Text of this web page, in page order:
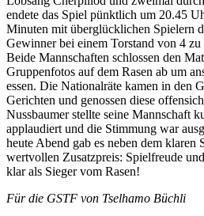
endete das Spiel pünktlich um 20.45
Minuten mit überglücklichen Spielern
Gewinner bei einem Torstand von 4 zu
Beide Mannschaften schlossen den
Gruppenfotos auf dem Rasen ab um
essen. Die Nationalräte kamen in den
Gerichten und genossen diese
Nussbaumer stellte seine Mannschaft
applaudiert und die Stimmung war
heute Abend gab es neben dem klaren
wertvollen Zusatzpreis: Spielfreude
klar als Sieger vom Rasen!
Für die GSTF von Tselhamo Büchli